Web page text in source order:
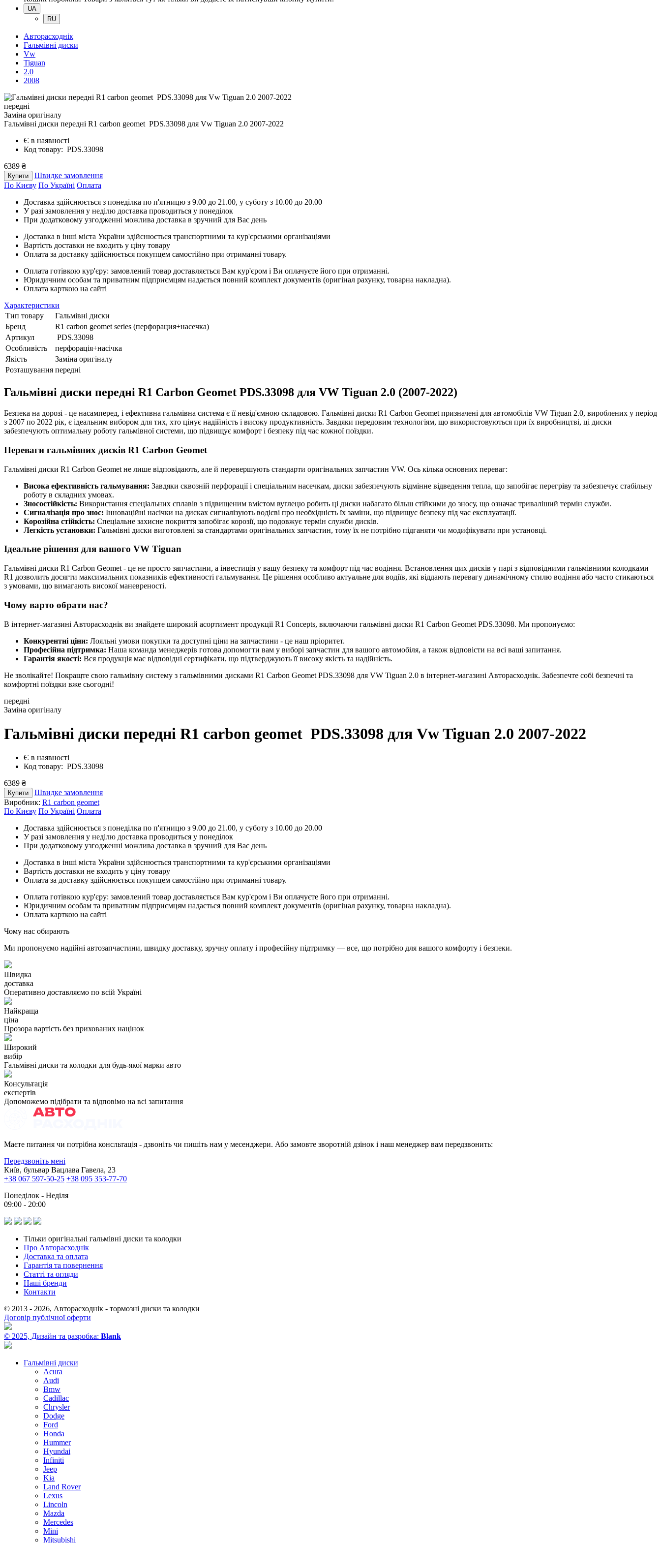
UA
RU
Авторасходнік
Гальмівні диски
Vw
Tiguan
2.0
2008
передні
Заміна оригіналу
Гальмівні диски передні R1 carbon geomet PDS.33098 для Vw Tiguan 2.0 2007-2022
Є в наявності
Код товару: PDS.33098
6389 ₴
Купити
Швидке замовлення
По Києву По Україні Оплата
Доставка здійснюється з понеділка по п'ятницю з 9.00 до 21.00, у суботу з 10.00 до 20.00
У разі замовлення у неділю доставка проводиться у понеділок
При додатковому узгодженні можлива доставка в зручний для Вас день
Доставка в інші міста України здійснюється транспортними та кур'єрськими організаціями
Вартість доставки не входить у ціну товару
Оплата за доставку здійснюється покупцем самостійно при отриманні товару.
Оплата готівкою кур'єру: замовлений товар доставляється Вам кур'єром і Ви оплачуєте його при отриманні.
Юридичним особам та приватним підприємцям надається повний комплект документів (оригінал рахунку, товарна накладна).
Оплата карткою на сайті
Характеристики
Тип товару
Гальмівні диски
Бренд
R1 carbon geomet series (перфорация+насечка)
Артикул
PDS.33098
Особливість
перфорація+насічка
Якість
Заміна оригіналу
Розташування передні
Гальмівні диски передні R1 Carbon Geomet PDS.33098 для VW Tiguan 2.0 (2007-2022)
Безпека на дорозі - це насамперед, і ефективна гальмівна система є її невід'ємною складовою. Гальмівні диски R1 Carbon Geomet призначені для автомобілів VW Tiguan 2.0, вироблених у період
з 2007 по 2022 рік, є ідеальним вибором для тих, хто цінує надійність і високу продуктивність. Завдяки передовим технологіям, що використовуються при їх виробництві, ці диски
забезпечують оптимальну роботу гальмівної системи, що підвищує комфорт і безпеку під час кожної поїздки.
Переваги гальмівних дисків R1 Carbon Geomet
Гальмівні диски R1 Carbon Geomet не лише відповідають, але й перевершують стандарти оригінальних запчастин VW. Ось кілька основних переваг:
Висока ефективність гальмування: Завдяки сквозній перфорації і спеціальним насечкам, диски забезпечують відмінне відведення тепла, що запобігає перегріву та забезпечує стабільну
роботу в складних умовах.
Зносостійкість: Використання спеціальних сплавів з підвищеним вмістом вуглецю робить ці диски набагато більш стійкими до зносу, що означає триваліший термін служби.
Сигналізація про знос: Інноваційні насічки на дисках сигналізують водієві про необхідність їх заміни, що підвищує безпеку під час експлуатації.
Корозійна стійкість: Спеціальне захисне покриття запобігає корозії, що подовжує термін служби дисків.
Легкість установки: Гальмівні диски виготовлені за стандартами оригінальних запчастин, тому їх не потрібно підганяти чи модифікувати при установці.
Ідеальне рішення для вашого VW Tiguan
Гальмівні диски R1 Carbon Geomet - це не просто запчастини, а інвестиція у вашу безпеку та комфорт під час водіння. Встановлення цих дисків у парі з відповідними гальмівними колодками
R1 дозволить досягти максимальних показників ефективності гальмування. Це рішення особливо актуальне для водіїв, які віддають перевагу динамічному стилю водіння або часто стикаються
з умовами, що вимагають високої маневреності.
Чому варто обрати нас?
В інтернет-магазині Авторасходнік ви знайдете широкий асортимент продукції R1 Concepts, включаючи гальмівні диски R1 Carbon Geomet PDS.33098. Ми пропонуємо:
Конкурентні ціни: Лояльні умови покупки та доступні ціни на запчастини - це наш пріоритет.
Професійна підтримка: Наша команда менеджерів готова допомогти вам у виборі запчастин для вашого автомобіля, а також відповісти на всі ваші запитання.
Гарантія якості: Вся продукція має відповідні сертифікати, що підтверджують її високу якість та надійність.
Не зволікайте! Покращте свою гальмівну систему з гальмівними дисками R1 Carbon Geomet PDS.33098 для VW Tiguan 2.0 в інтернет-магазині Авторасходнік. Забезпечте собі безпечні та
комфортні поїздки вже сьогодні!
передні
Заміна оригіналу
Гальмівні диски передні R1 carbon geomet PDS.33098 для Vw Tiguan 2.0 2007-2022
Є в наявності
Код товару: PDS.33098
6389 ₴
Купити
Швидке замовлення
Виробник: R1 carbon geomet
По Києву По Україні Оплата
Доставка здійснюється з понеділка по п'ятницю з 9.00 до 21.00, у суботу з 10.00 до 20.00
У разі замовлення у неділю доставка проводиться у понеділок
При додатковому узгодженні можлива доставка в зручний для Вас день
Доставка в інші міста України здійснюється транспортними та кур'єрськими організаціями
Вартість доставки не входить у ціну товару
Оплата за доставку здійснюється покупцем самостійно при отриманні товару.
Оплата готівкою кур'єру: замовлений товар доставляється Вам кур'єром і Ви оплачуєте його при отриманні.
Юридичним особам та приватним підприємцям надається повний комплект документів (оригінал рахунку, товарна накладна).
Оплата карткою на сайті
Чому нас обирають
Ми пропонуємо надійні автозапчастини, швидку доставку, зручну оплату і професійну підтримку — все, що потрібно для вашого комфорту і безпеки.
Швидка
доставка
Оперативно доставляємо по всій Україні
Найкраща
ціна
Прозора вартість без прихованих націнок
Широкий
вибір
Гальмівні диски та колодки для будь-якої марки авто
Консультація
експертів
Допоможемо підібрати та відповімо на всі запитання
Маєте питання чи потрібна консльтація - дзвоніть чи пишіть нам у месенджери. Або замовте зворотній дзінок і наш менеджер вам передзвонить:
Передзвоніть мені
Київ, бульвар Вацлава Гавела, 23
+38 067 597-50-25 +38 095 353-77-70
Понеділок - Неділя
09:00 - 20:00
Тільки оригінальні гальмівні диски та колодки
Про Авторасходнік
Доставка та оплата
Гарантія та повернення
Статті та огляди
Наші бренди
Контакти
© 2013 - 2026, Авторасходнік - тормозні диски та колодки
Договір публічної оферти
© 2025, Дизайн та разробка: Blank
Гальмівні диски
Acura
Audi
Bmw
Cadillac
Chrysler
Dodge
Ford
Honda
Hummer
Hyundai
Infiniti
Jeep
Kia
Land Rover
Lexus
Lincoln
Mazda
Mercedes
Mini
Mitsubishi